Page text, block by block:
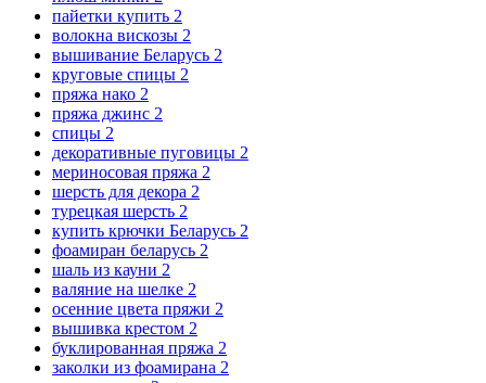
пайетки купить 2
волокна вискозы 2
вышивание Беларусь 2
круговые спицы 2
пряжа нако 2
пряжа джинс 2
спицы 2
декоративные пуговицы 2
мериносовая пряжа 2
шерсть для декора 2
турецкая шерсть 2
купить крючки Беларусь 2
фоамиран беларусь 2
шаль из кауни 2
валяние на шелке 2
осенние цвета пряжи 2
вышивка крестом 2
буклированная пряжа 2
заколки из фоамирана 2